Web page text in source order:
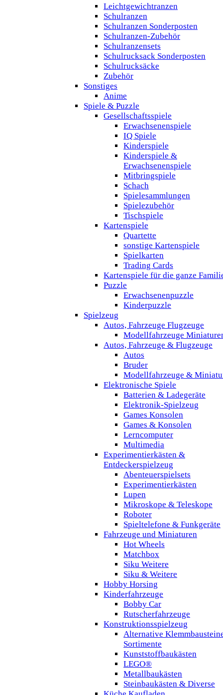
Leichtgewichtranzen
Schulranzen
Schulranzen Sonderposten
Schulranzen-Zubehör
Schulranzensets
Schulrucksack Sonderposten
Schulrucksäcke
Zubehör
Sonstiges
Anime
Spiele & Puzzle
Gesellschaftsspiele
Erwachsenenspiele
IQ Spiele
Kinderspiele
Kinderspiele &
Erwachsenenspiele
Mitbringspiele
Schach
Spielesammlungen
Spielezubehör
Tischspiele
Kartenspiele
Quartette
sonstige Kartenspiele
Spielkarten
Trading Cards
Kartenspiele für die ganze
Puzzle
Erwachsenenpuzzle
Kinderpuzzle
Spielzeug
Autos, Fahrzeuge Flugzeuge
Modellfahrzeuge
Autos, Fahrzeuge & Flugzeuge
Autos
Bruder
Modellfahrzeuge &
Elektronische Spiele
Batterien & Ladegeräte
Elektronik-Spielzeug
Games Konsolen
Games & Konsolen
Lerncomputer
Multimedia
Experimentierkästen &
Entdeckerspielzeug
Abenteuerspielsets
Experimentierkästen
Lupen
Mikroskope & Teleskope
Roboter
Spieltelefone & Funkgeräte
Fahrzeuge und Miniaturen
Hot Wheels
Matchbox
Siku Weitere
Siku & Weitere
Hobby Horsing
Kinderfahrzeuge
Bobby Car
Rutscherfahrzeuge
Konstruktionsspielzeug
Alternative
Sortimente
Kunststoffbaukästen
LEGO®
Metallbaukästen
Steinbaukästen & Diverse